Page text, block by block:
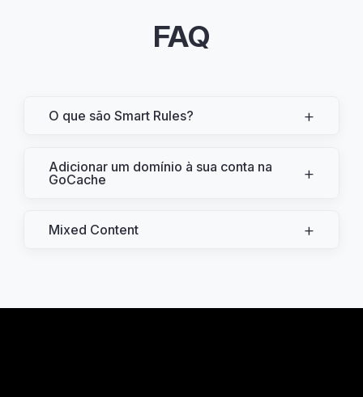
FAQ
O que são Smart Rules? +
Adicionar um domínio à sua conta na
GoCache
+
Mixed Content +